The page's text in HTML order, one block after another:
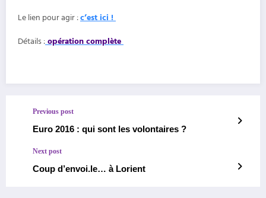
Le lien pour agir :c’est ici !
Détails : opération complète
Previous post
Euro 2016 : qui sont les volontaires ?
Next post
Coup d’envoi.le… à Lorient